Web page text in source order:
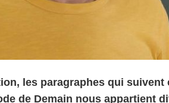
les paragraphes qui
de Demain nous appartient